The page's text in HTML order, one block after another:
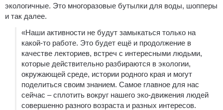
экологичные. Это многоразовые бутылки для воды, шопперы
и так далее.
«Наши активности не будут замыкаться только на
какой-то работе. Это будет ещё и продолжение в
качестве лекториев, встреч с интересными людьми,
которые действительно разбираются в экологии,
окружающей среде, истории родного края и могут
поделиться своим знанием. Самое главное для нас
сейчас – сплотить вокруг нашего эко-движения людей
совершенно разного возраста и разных интересов.